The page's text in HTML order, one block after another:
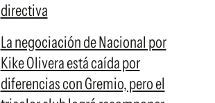
directiva
La negociación de Nacional por
Kike Olivera está caída por
diferencias con Gremio, pero el